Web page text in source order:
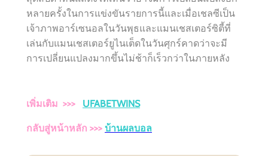
หลายครั้งในการแข่งขันรายการนี้และเมื่อเชลซีเป็น
เจ้าภาพอาร์เซนอลในวันพุธและแมนเชสเตอร์ซิตี้ที่
เล่นกับแมนเชสเตอร์ยูไนเต็ดในวันศุกร์คาดว่าจะมี
การเปลี่ยนแปลงมากขึ้นไม่ช้าก็เร็วกว่าในภายหลัง
เพิ่มเติม >>> UFABETWINS
กลับสู่หน้าหลัก >>> บ้านผลบอล